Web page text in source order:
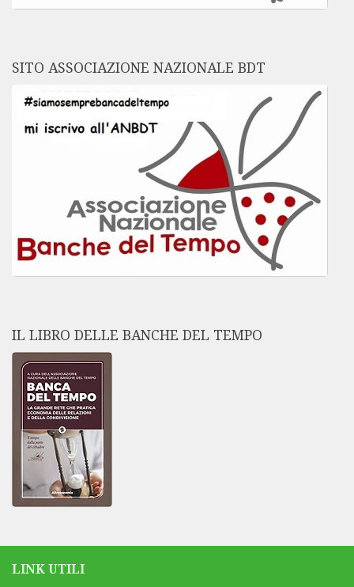
SITO ASSOCIAZIONE NAZIONALE BDT
IL LIBRO DELLE BANCHE DEL TEMPO
LINK UTILI